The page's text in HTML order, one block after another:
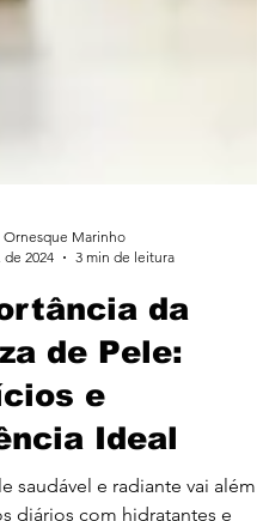
2024
3 min de leitura
da
de Pele:
e
Ideal